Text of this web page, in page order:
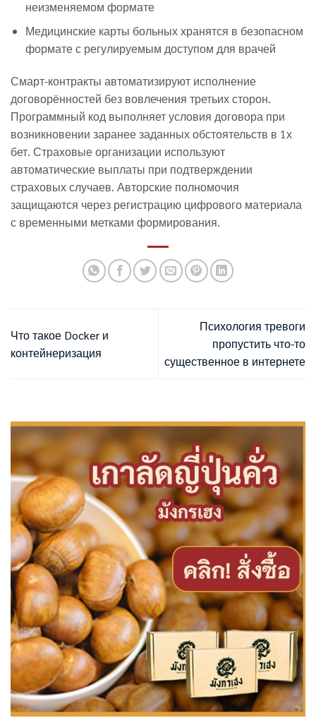
неизменяемом формате
Медицинские карты больных хранятся в безопасном
формате с регулируемым доступом для врачей
Смарт-контракты автоматизируют исполнение
договорённостей без вовлечения третьих сторон.
Программный код выполняет условия договора при
возникновении заранее заданных обстоятельств в 1х
бет. Страховые организации используют
автоматические выплаты при подтверждении
страховых случаев. Авторские полномочия
защищаются через регистрацию цифрового материала
с временными метками формирования.
Что такое Docker и
контейнеризация
Психология тревоги
пропустить что-то
существенное в интернете